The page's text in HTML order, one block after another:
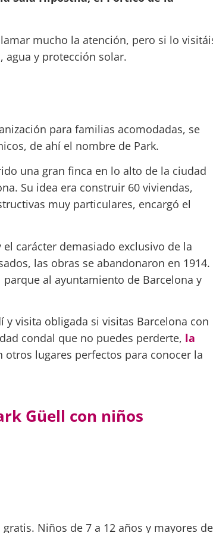
mucho la atención, pero si lo
agua y protección solar.
para familias acomodadas, se
de ahí el nombre de Park.
una gran finca en lo alto de la ciudad
Su idea era construir 60 viviendas,
muy particulares, encargó el
carácter demasiado exclusivo de la
las obras se abandonaron en 1914.
al ayuntamiento de Barcelona y
y visita obligada si visitas Barcelona con
condal que no puedes perderte, la
otros lugares perfectos para conocer la
Güell con niños
Niños de 7 a 12 años y mayores de